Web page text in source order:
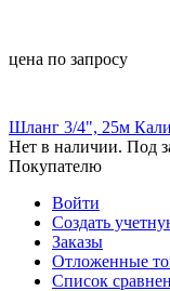
цена по запросу
Шланг 3/4", 25м
Нет в наличии. Под
Покупателю
Войти
Создать
Заказы
Отложенные
Список